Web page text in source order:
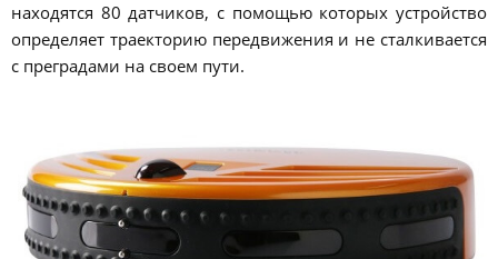
находятся 80 датчиков, с помощью которых устройство
определяет траекторию передвижения и не сталкивается
с преградами на своем пути.